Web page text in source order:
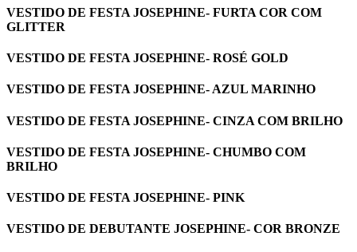
VESTIDO DE FESTA JOSEPHINE- FURTA COR COM
GLITTER
VESTIDO DE FESTA JOSEPHINE- ROSÉ GOLD
VESTIDO DE FESTA JOSEPHINE- AZUL MARINHO
VESTIDO DE FESTA JOSEPHINE- CINZA COM BRILHO
VESTIDO DE FESTA JOSEPHINE- CHUMBO COM
BRILHO
VESTIDO DE FESTA JOSEPHINE- PINK
VESTIDO DE DEBUTANTE JOSEPHINE- COR BRONZE